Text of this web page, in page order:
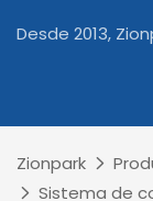
Desde 2013,
Zionpark
Sistema de